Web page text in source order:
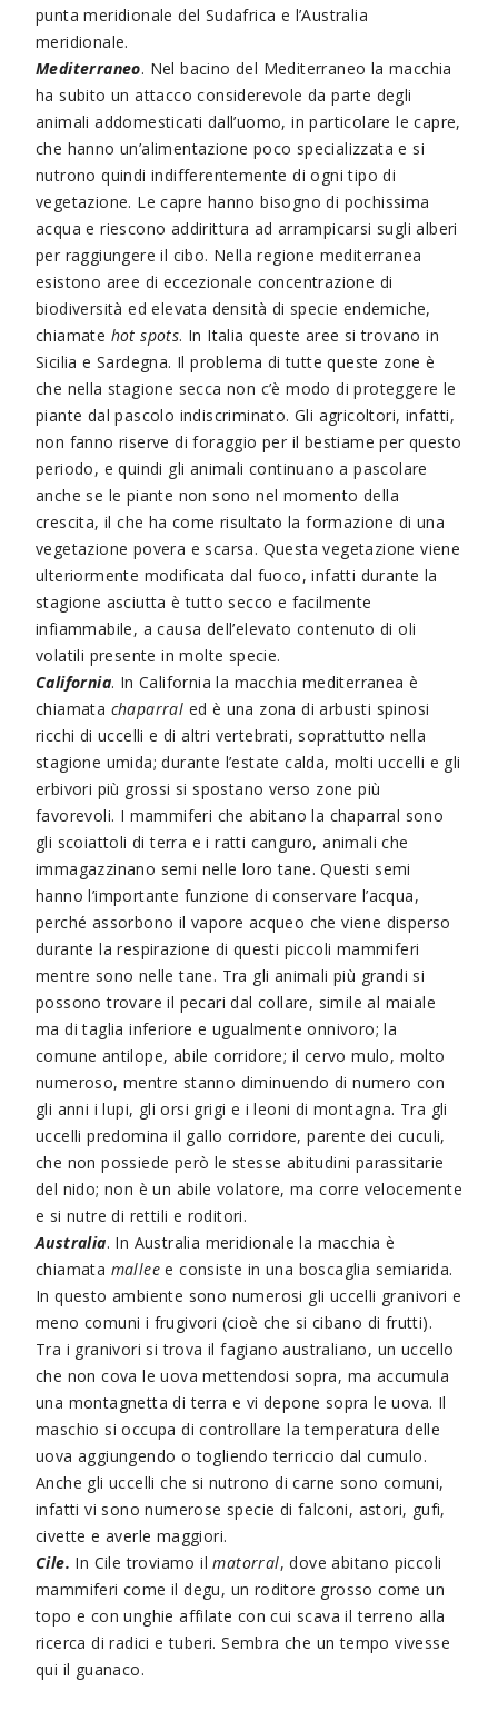
punta meridionale del Sudafrica e l’Australia
meridionale.
Mediterraneo. Nel bacino del Mediterraneo la macchia
ha subito un attacco considerevole da parte degli
animali addomesticati dall’uomo, in particolare le capre,
che hanno un’alimentazione poco specializzata e si
nutrono quindi indifferentemente di ogni tipo di
vegetazione. Le capre hanno bisogno di pochissima
acqua e riescono addirittura ad arrampicarsi sugli alberi
per raggiungere il cibo. Nella regione mediterranea
esistono aree di eccezionale concentrazione di
biodiversità ed elevata densità di specie endemiche,
chiamate hot spots. In Italia queste aree si trovano in
Sicilia e Sardegna. Il problema di tutte queste zone è
che nella stagione secca non c’è modo di proteggere le
piante dal pascolo indiscriminato. Gli agricoltori, infatti,
non fanno riserve di foraggio per il bestiame per questo
periodo, e quindi gli animali continuano a pascolare
anche se le piante non sono nel momento della
crescita, il che ha come risultato la formazione di una
vegetazione povera e scarsa. Questa vegetazione viene
ulteriormente modificata dal fuoco, infatti durante la
stagione asciutta è tutto secco e facilmente
infiammabile, a causa dell’elevato contenuto di oli
volatili presente in molte specie.
California. In California la macchia mediterranea è
chiamata chaparral ed è una zona di arbusti spinosi
ricchi di uccelli e di altri vertebrati, soprattutto nella
stagione umida; durante l’estate calda, molti uccelli e gli
erbivori più grossi si spostano verso zone più
favorevoli. I mammiferi che abitano la chaparral sono
gli scoiattoli di terra e i ratti canguro, animali che
immagazzinano semi nelle loro tane. Questi semi
hanno l’importante funzione di conservare l’acqua,
perché assorbono il vapore acqueo che viene disperso
durante la respirazione di questi piccoli mammiferi
mentre sono nelle tane. Tra gli animali più grandi si
possono trovare il pecari dal collare, simile al maiale
ma di taglia inferiore e ugualmente onnivoro; la
comune antilope, abile corridore; il cervo mulo, molto
numeroso, mentre stanno diminuendo di numero con
gli anni i lupi, gli orsi grigi e i leoni di montagna. Tra gli
uccelli predomina il gallo corridore, parente dei cuculi,
che non possiede però le stesse abitudini parassitarie
del nido; non è un abile volatore, ma corre velocemente
e si nutre di rettili e roditori.
Australia. In Australia meridionale la macchia è
chiamata mallee e consiste in una boscaglia semiarida.
In questo ambiente sono numerosi gli uccelli granivori e
meno comuni i frugivori (cioè che si cibano di frutti).
Tra i granivori si trova il fagiano australiano, un uccello
che non cova le uova mettendosi sopra, ma accumula
una montagnetta di terra e vi depone sopra le uova. Il
maschio si occupa di controllare la temperatura delle
uova aggiungendo o togliendo terriccio dal cumulo.
Anche gli uccelli che si nutrono di carne sono comuni,
infatti vi sono numerose specie di falconi, astori, gufi,
civette e averle maggiori.
Cile. In Cile troviamo ilmatorral, dove abitano piccoli
mammiferi come il degu, un roditore grosso come un
topo e con unghie affilate con cui scava il terreno alla
ricerca di radici e tuberi. Sembra che un tempo vivesse
qui il guanaco.